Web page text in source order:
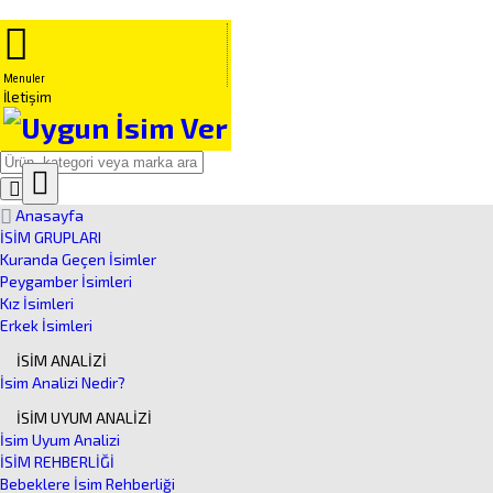
Menuler
İletişim
CloseÜrün
Arama
Anasayfa
İSİM GRUPLARI
Kuranda Geçen İsimler
Peygamber İsimleri
Kız İsimleri
Erkek İsimleri
İSİM ANALİZİ
İsim Analizi Nedir?
İSİM UYUM ANALİZİ
İsim Uyum Analizi
İSİM REHBERLİĞİ
Bebeklere İsim Rehberliği